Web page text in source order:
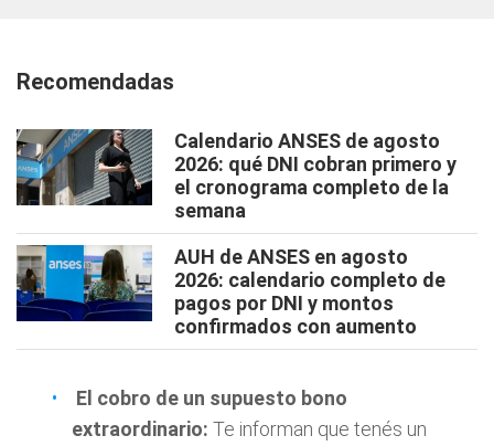
Recomendadas
Calendario ANSES de agosto
2026: qué DNI cobran primero y
el cronograma completo de la
semana
AUH de ANSES en agosto
2026: calendario completo de
pagos por DNI y montos
confirmados con aumento
El cobro de un supuesto bono
extraordinario: Te informan que tenés un